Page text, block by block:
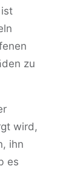
zu
wird,
ihn
es